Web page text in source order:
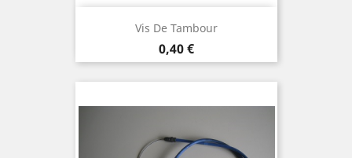
Vis De Tambour
Prix
0,40 €